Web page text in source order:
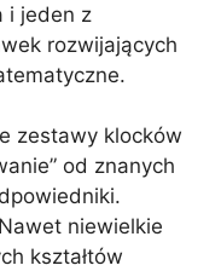
i jeden z
rozwijających
zestawy klocków
od znanych
Nawet niewielkie
kształtów